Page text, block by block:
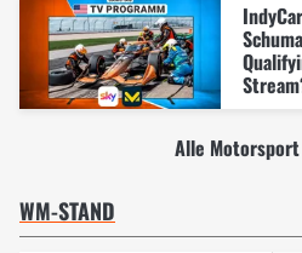
Alle Motorsport
WM-STAND